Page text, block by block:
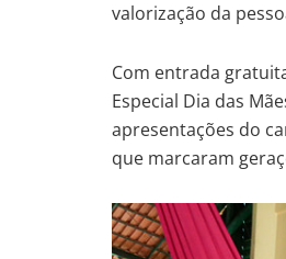
valorização da
Com entrada
Especial Dia das
apresentações do
que marcaram